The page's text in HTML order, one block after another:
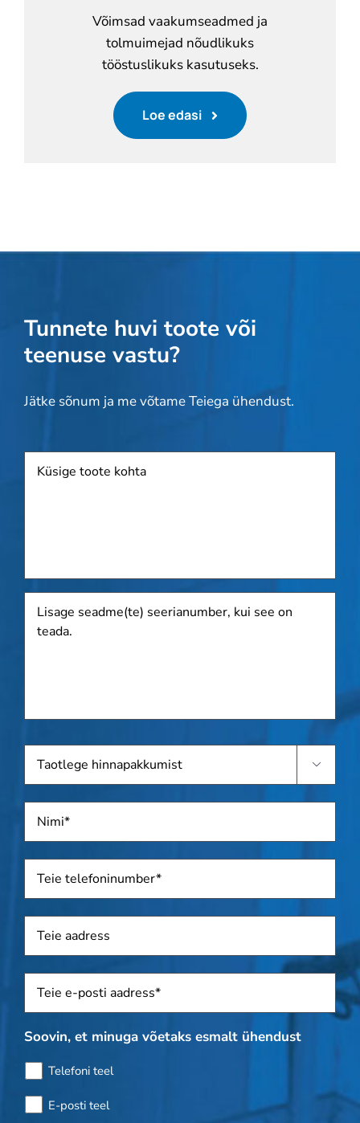
Võimsad vaakumseadmed ja
tolmuimejad nõudlikuks
tööstuslikuks kasutuseks.
Loe edasi
Tunnete huvi toote või
teenuse vastu?
Jätke sõnum ja me võtame Teiega ühendust.
seadme(te)
seerianumber,
hinnapakkumist

Nimi *
Telefon *
Aadress
Sposti *
Soovin, et minuga võetaks esmalt ühendust
Telefoni teel
E-posti teel